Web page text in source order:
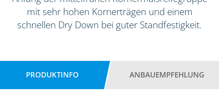
mit sehr hohen Kornerträgen und einem
schnellen Dry Down bei guter Standfestigkeit.
PRODUKTINFO ANBAUEMPFEHLUNG